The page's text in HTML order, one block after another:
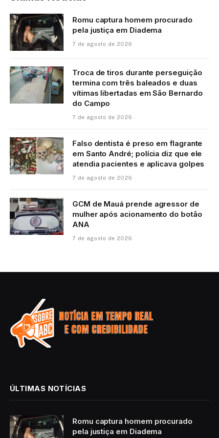
Romu captura homem procurado
pela justiça em Diadema
7 de agosto de 2026
Troca de tiros durante perseguição
termina com três baleados e duas
vítimas libertadas em São Bernardo
do Campo
7 de agosto de 2026
Falso dentista é preso em flagrante
em Santo André; polícia diz que ele
atendia pacientes e aplicava golpes
7 de agosto de 2026
GCM de Mauá prende agressor de
mulher após acionamento do botão
ANA
7 de agosto de 2026
ÚLTIMAS NOTÍCIAS
Romu captura homem procurado
pela justiça em Diadema